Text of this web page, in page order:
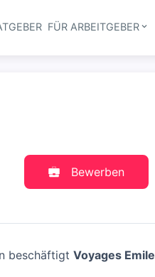
FÜR ARBEITGEBER
Bewerben
beschäftigt Voyages Emile